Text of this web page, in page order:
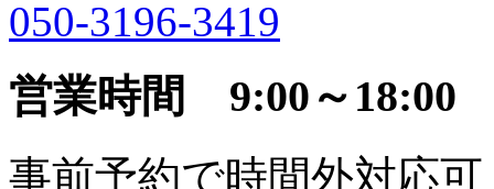
050-3196-3419
営業時間 9:00～18:00
事前予約で時間外対応可